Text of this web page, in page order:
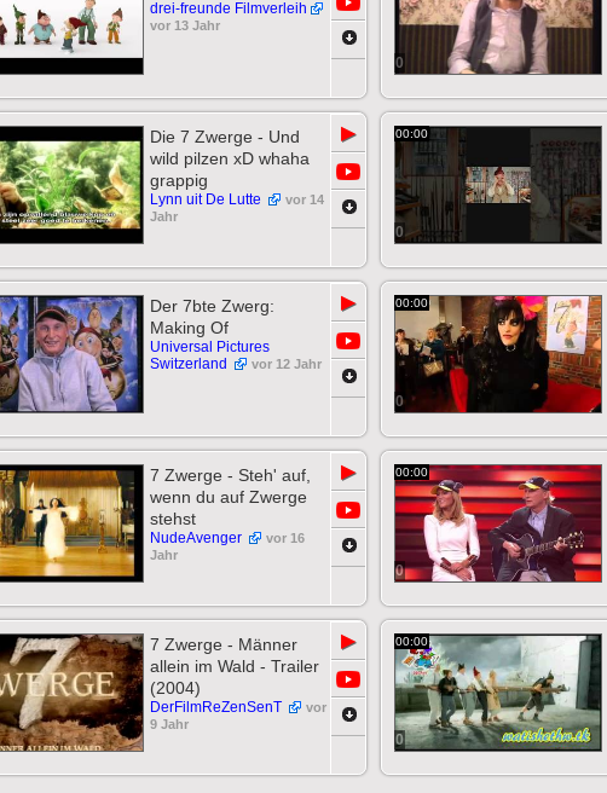
drei-freunde Filmverleih
vor 13 Jahr
0
Die 7 Zwerge - Und
wild pilzen xD whaha
grappig
Lynn uit De Lutte
vor 14
Jahr
▶ 00:00
0
Der 7bte Zwerg:
Making Of
Universal Pictures
Switzerland
vor 12 Jahr
▶ 00:00
0
7 Zwerge - Steh' auf,
wenn du auf Zwerge
stehst
NudeAvenger
vor 16
Jahr
▶ 00:00
0
7 Zwerge - Männer
allein im Wald - Trailer
(2004)
DerFilmReZenSenT
vor
9 Jahr
▶ 00:00
0